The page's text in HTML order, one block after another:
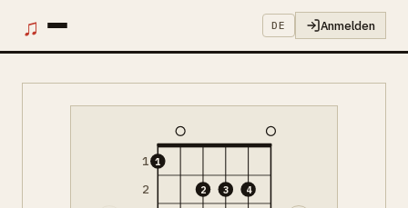
♫ DE Anmelden
1
2
1
2 3 4